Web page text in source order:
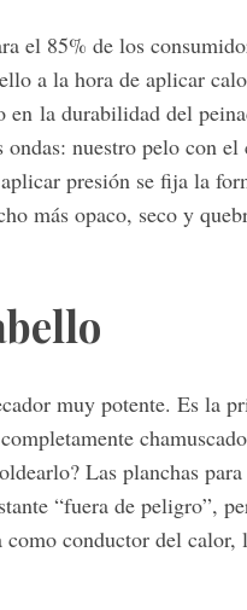
el 85% de los
a la hora de aplicar
en la durabilidad del
nuestro pelo con
presión se fija la
más opaco, seco y
muy potente. Es la
Las planchas
“fuera de peligro”,
conductor del calor,